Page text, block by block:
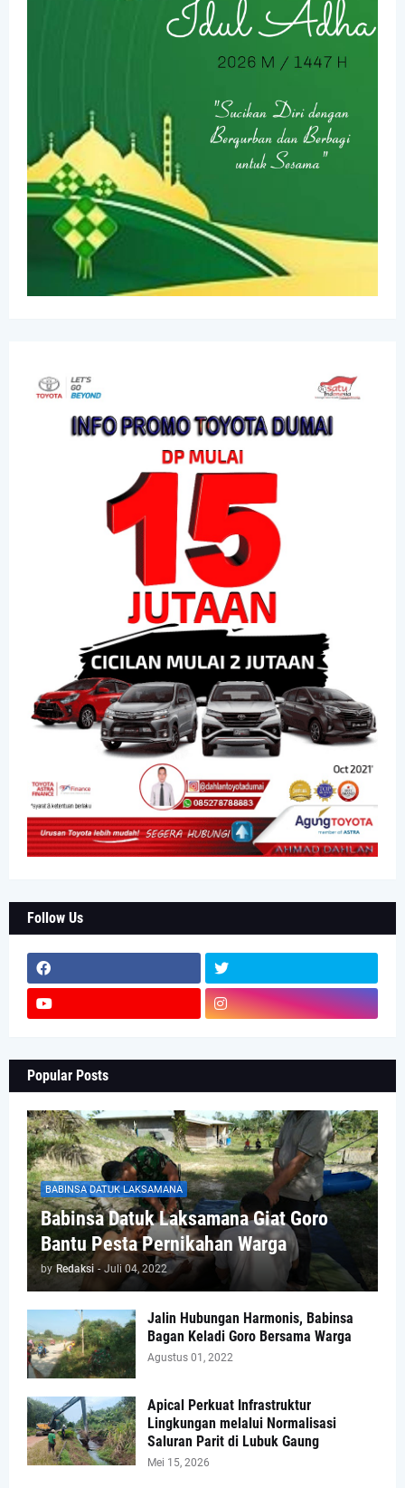
Follow Us
Popular Posts
BABINSA DATUK LAKSAMANA
Babinsa Datuk Laksamana Giat Goro
Bantu Pesta Pernikahan Warga
by Redaksi - Juli 04, 2022
Jalin Hubungan Harmonis, Babinsa
Bagan Keladi Goro Bersama Warga
Agustus 01, 2022
Apical Perkuat Infrastruktur
Lingkungan melalui Normalisasi
Saluran Parit di Lubuk Gaung
Mei 15, 2026